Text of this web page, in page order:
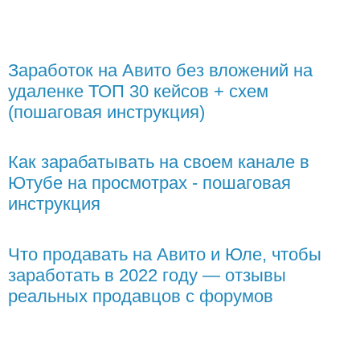
Заработок на Авито без вложений на
удаленке ТОП 30 кейсов + схем
(пошаговая инструкция)
Как зарабатывать на своем канале в
Ютубе на просмотрах - пошаговая
инструкция
Что продавать на Авито и Юле, чтобы
заработать в 2022 году — отзывы
реальных продавцов с форумов